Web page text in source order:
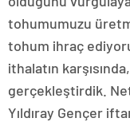
tohumumuzu
tohum ihraç
ithalatın
gerçekleştirdik.
Yıldıray Gençer